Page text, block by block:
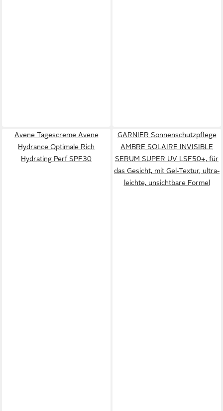
Avene Tagescreme Avene
Hydrance Optimale Rich
Hydrating Perf SPF30
GARNIER Sonnenschutzpflege
AMBRE SOLAIRE INVISIBLE
SERUM SUPER UV LSF50+, für
das Gesicht, mit Gel-Textur, ultra-
leichte, unsichtbare Formel